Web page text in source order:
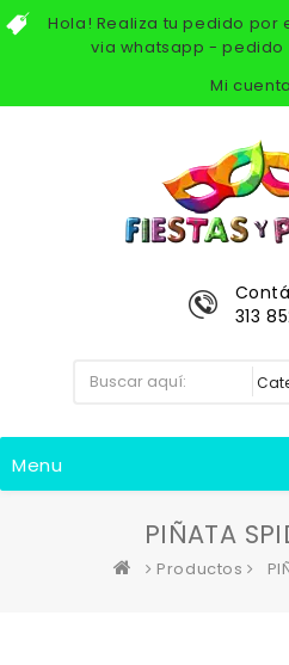
Hola! Realiza tu pedido por
via whatsapp - pedido
Mi cuenta
313
Menu
PIÑATA
Productos